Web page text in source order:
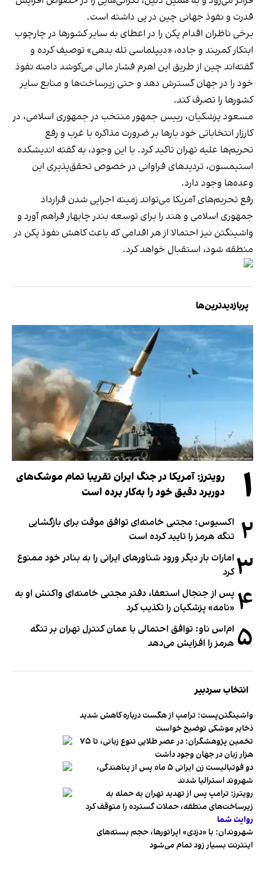
قدرت و نفوذ جهانی چین در پی داشته است.
برخی ناظران اقدام پکن را در اعطای به سایر کشورها در چارچوب
ابتکار کمربند و جاده، «دیپلماسی تله بدهی» توصیف کرده و
گفته‌اند چین از طریق این اهرم فشار مالی می‌کوشد دامنه نفوذ
خود را در جهان گسترش دهد و حتی زیرساخت‌ها و منابع سایر
کشورها را تصرف کند.
مسعود پزشکیان، رییس جمهور منتخب در جمهوری اسلامی، در
کارزار انتخاباتی خود بارها بر ضرورت مذاکره با غرب و رفع
تحریم‌ها علیه تهران تاکید کرد. با این وجود، به گفته اندیشکده
استیمسون، تردیدهای فراوانی در خصوص تحقق‌پذیری این
وعده‌‎ها وجود دارد.
رفع تحریم‌های آمریکا می‌تواند زمینه‌ اجرایی شدن قرارداد
جمهوری اسلامی و هند را برای توسعه بندر چابهار فراهم آورد و
واشینگتن نیز احتمالا از هر اقدامی که باعث کاهش نفوذ پکن در
منطقه شود، استقبال خواهد کرد.
پربازدیدترین‌ها
۱
رویترز: آمریکا در جنگ ایران تقریبا تمام موشک‌های
دوربرد دقیق خود را به‌کار برده است
۲ اکسیوس: مجتبی خامنه‌ای توافق موقت برای بازگشایی
تنگه هرمز را تایید کرده است
۳ امارات بار دیگر ورود شناورهای ایرانی را به بنادر خود ممنوع
کرد
۴ پس از جنجال استعفا، دفتر مجتبی خامنه‌ای واکنش او به
«نامه» پزشکیان را تکذیب کرد
۵ ام‌اس ناو: توافق احتمالی با عمان کنترل تهران بر تنگه
هرمز را افزایش می‌دهد
انتخاب سردبیر
واشینگتن‌پست: ترامپ از هگست درباره کاهش شدید
ذخایر موشکی توضیح خواست
تخمین پژوهشگران: در عصر طلایی تنوع زبانی، تا ۷۵
هزار زبان در جهان وجود داشت
دو فوتبالیست زن ایرانی ۵ ماه پس از پناهندگی،
شهروند استرالیا شدند
رویترز: ترامپ پس از تهدید تهران به حمله به
زیرساخت‌های منطقه، حملات گسترده را متوقف کرد
روایت شما
شهروندان:‌ با «دزدی» اپراتورها، حجم بسته‌های
اینترنت بسیار زود تمام می‌شود